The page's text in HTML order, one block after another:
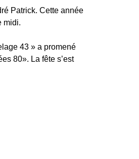
Patrick. Cette année
midi.
43 » a promené
80». La fête s’est